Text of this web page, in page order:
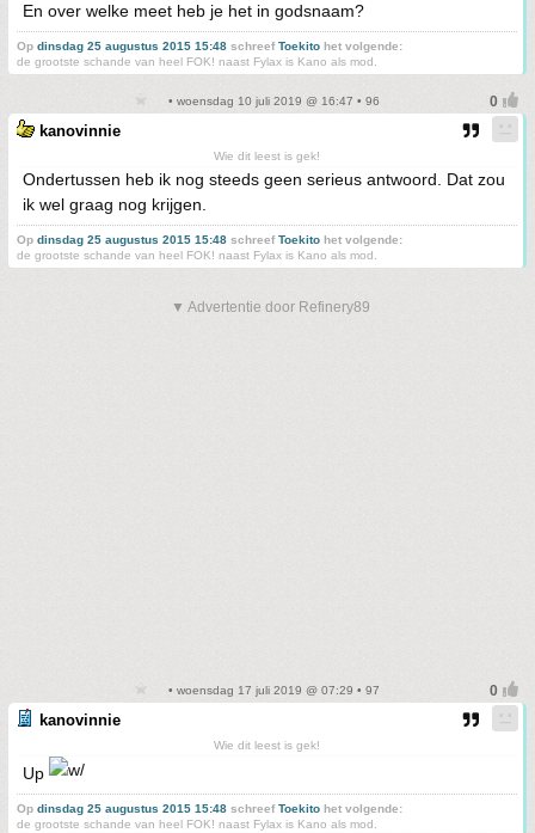
En over welke meet heb je het in godsnaam?
Op dinsdag 25 augustus 2015 15:48 schreefToekito het volgende:
de grootste schande van heel FOK! naast Fylax is Kano als mod.
• woensdag 10 juli 2019 @ 16:47 • 96
kanovinnie
Wie dit leest is gek!
Ondertussen heb ik nog steeds geen serieus antwoord. Dat zou
ik wel graag nog krijgen.
Op dinsdag 25 augustus 2015 15:48 schreefToekito het volgende:
de grootste schande van heel FOK! naast Fylax is Kano als mod.
▼ Advertentie door Refinery89
• woensdag 17 juli 2019 @ 07:29 • 97
kanovinnie
Wie dit leest is gek!
Up
Op dinsdag 25 augustus 2015 15:48 schreefToekito het volgende:
de grootste schande van heel FOK! naast Fylax is Kano als mod.